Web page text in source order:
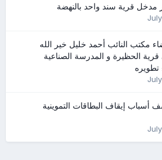
مدخل قرية سند واحد بالنهضة
مكتب النائب أحمد خليل خير الله
الحظيرة و المدرسة الصناعية
تطويره
أسباب إيقاف البطاقات التموينية